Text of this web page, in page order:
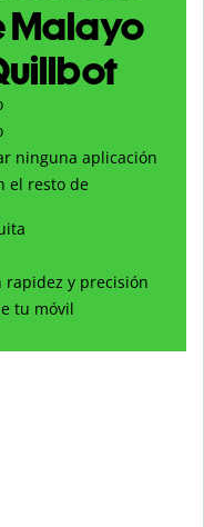
Malayo
ninguna aplicación
el resto de
y precisión
tu móvil